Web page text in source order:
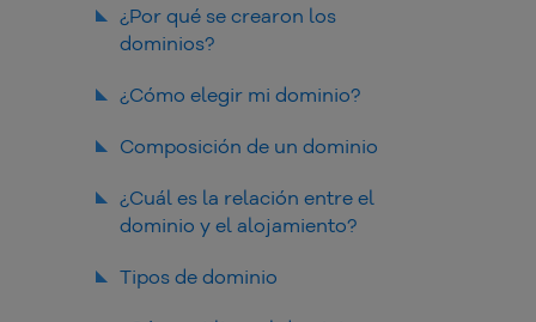
1. Accede a la página de
registro de dominios
deseado
dominio
5. Continúa con la
identificación
6. Crea tu cuenta en HostGator
¿Por qué se crearon los
dominios?
¿Cómo elegir mi dominio?
Composición de un dominio
Nombre de dominio
Extensión de dominio
¿Cuál es la relación entre el
dominio y el alojamiento?
Hosting gratuito
Tipos de dominio